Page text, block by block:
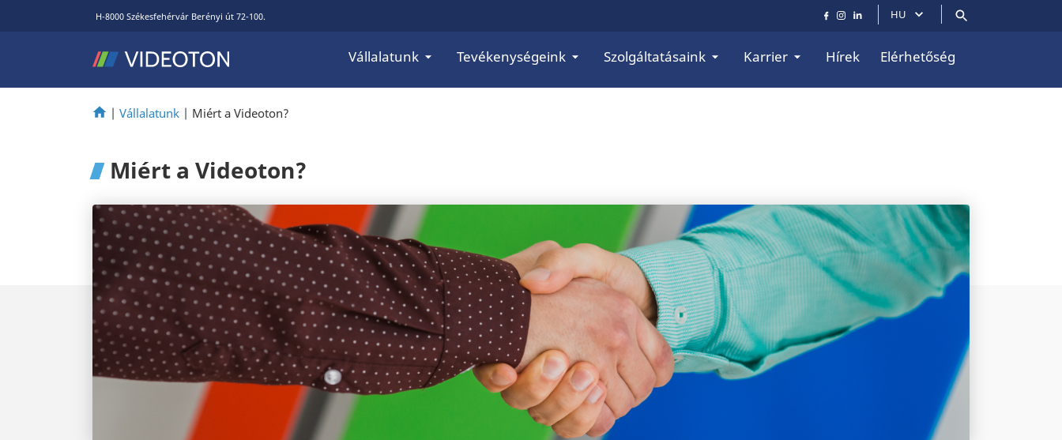
H-8000 Székesfehérvár Berényi út 72-100. HU
Vállalatunk Tevékenységeink Szolgáltatásaink Karrier Hírek Elérhetőség
| Vállalatunk | Miért a Videoton?
Miért a Videoton?